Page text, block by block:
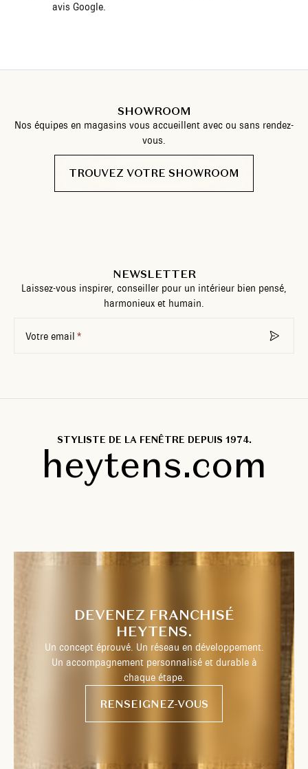
avis Google.
SHOWROOM
Nos équipes en magasins vous accueillent avec ou sans rendez-
vous.
TROUVEZ VOTRE SHOWROOM
NEWSLETTER
Laissez-vous inspirer, conseiller pour un intérieur bien pensé,
harmonieux et humain.
Votre email
STYLISTE DE LA FENÊTRE DEPUIS 1974.
heytens.com
DEVENEZ FRANCHISÉ
HEYTENS.
Un concept éprouvé. Un réseau en développement.
Un accompagnement personnalisé et durable à
chaque étape.
RENSEIGNEZ-VOUS